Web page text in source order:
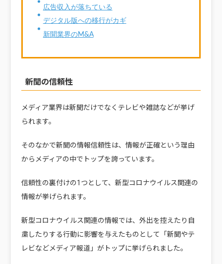
広告収入が落ちている
デジタル版への移行がカギ
新聞業界のM&A
新聞の信頼性
メディア業界は新聞だけでなくテレビや雑誌などが挙げ
られます。
そのなかで新聞の情報信頼性は、情報が正確という理由
からメディアの中でトップを誇っています。
信頼性の裏付けの1つとして、新型コロナウイルス関連の
情報が挙げられます。
新型コロナウイルス関連の情報では、外出を控えたり自
粛したりする行動に影響を与えたものとして「新聞やテ
レビなどメディア報道」がトップに挙げられました。